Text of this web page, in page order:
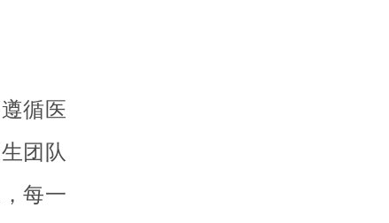
循医
团队
每一